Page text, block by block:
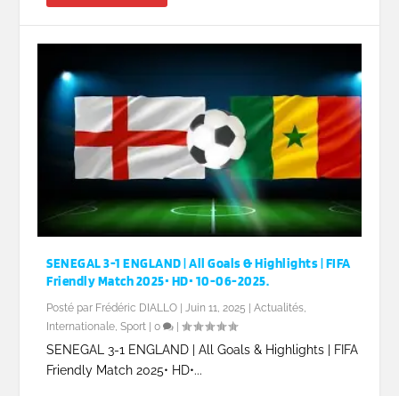
SENEGAL 3-1 ENGLAND | All Goals & Highlights | FIFA
Friendly Match 2025• HD• 10-06-2025.
Posté par Frédéric DIALLO | Juin 11, 2025 |Actualités
Internationale ,Sport |0 |
SENEGAL 3-1 ENGLAND | All Goals & Highlights | FIFA
Friendly Match 2025• HD•...